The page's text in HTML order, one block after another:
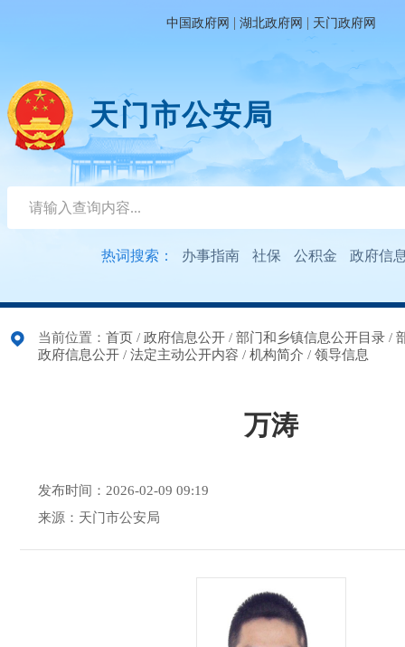
中国政府网 | 湖北政府网 | 天门政府网
天门市公安局
热词搜索： 办事指南 社保 公积金 政府信
当前位置： 首页 / 政府信息公开 / 部门和乡镇信息公开目录 /
政府信息公开 / 法定主动公开内容 / 机构简介 / 领导信息
万涛
发布时间：2026-02-09 09:19
来源：天门市公安局